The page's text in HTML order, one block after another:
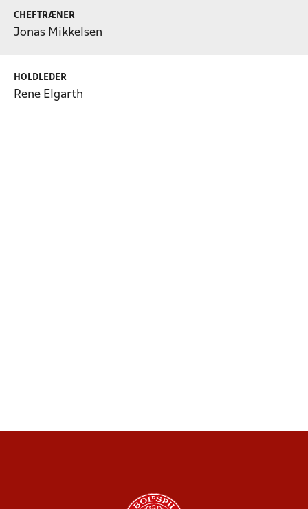
CHEFTRÆNER
Jonas Mikkelsen
HOLDLEDER
Rene Elgarth